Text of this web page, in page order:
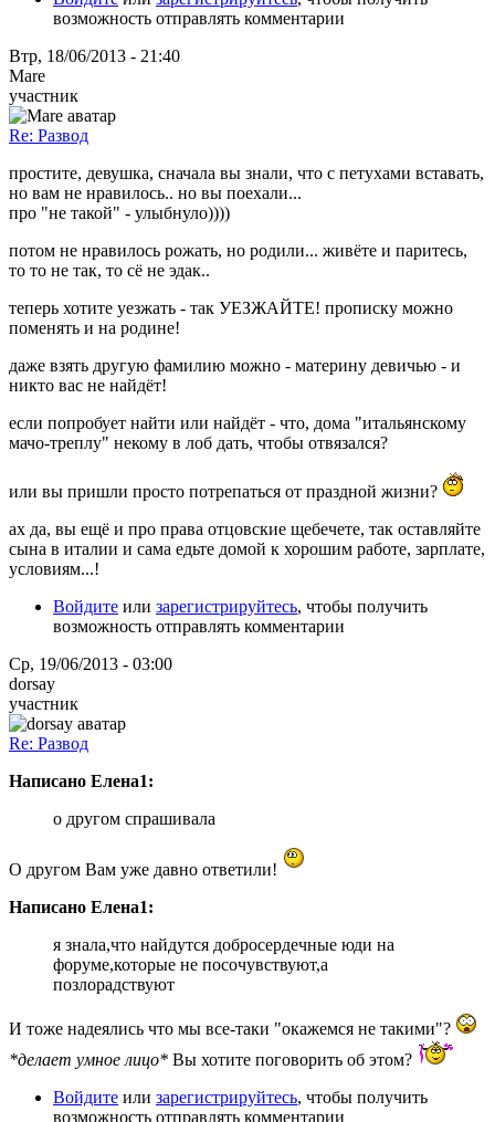
возможность отправлять комментарии
Втр, 18/06/2013 - 21:40
Mare
участник
Re: Развод
простите, девушка, сначала вы знали, что с петухами вставать,
но вам не нравилось.. но вы поехали...
про "не такой" - улыбнуло))))
потом не нравилось рожать, но родили... живёте и паритесь,
то то не так, то сё не эдак..
теперь хотите уезжать - так УЕЗЖАЙТЕ! прописку можно
поменять и на родине!
даже взять другую фамилию можно - материну девичью - и
никто вас не найдёт!
если попробует найти или найдёт - что, дома "итальянскому
мачо-треплу" некому в лоб дать, чтобы отвязался?
или вы пришли просто потрепаться от праздной жизни?
ах да, вы ещё и про права отцовские щебечете, так оставляйте
сына в италии и сама едьте домой к хорошим работе, зарплате,
условиям...!
Войдите или зарегистрируйтесь, чтобы получить
возможность отправлять комментарии
Ср, 19/06/2013 - 03:00
dorsay
участник
Re: Развод
Написано Елена1:
о другом спрашивала
О другом Вам уже давно ответили!
Написано Елена1:
я знала,что найдутся добросердечные юди на
форуме,которые не посочувствуют,а
позлорадствуют
И тоже надеялись что мы все-таки "окажемся не такими"?
*делает умное лицо* Вы хотите поговорить об этом?
Войдите или зарегистрируйтесь, чтобы получить
возможность отправлять комментарии